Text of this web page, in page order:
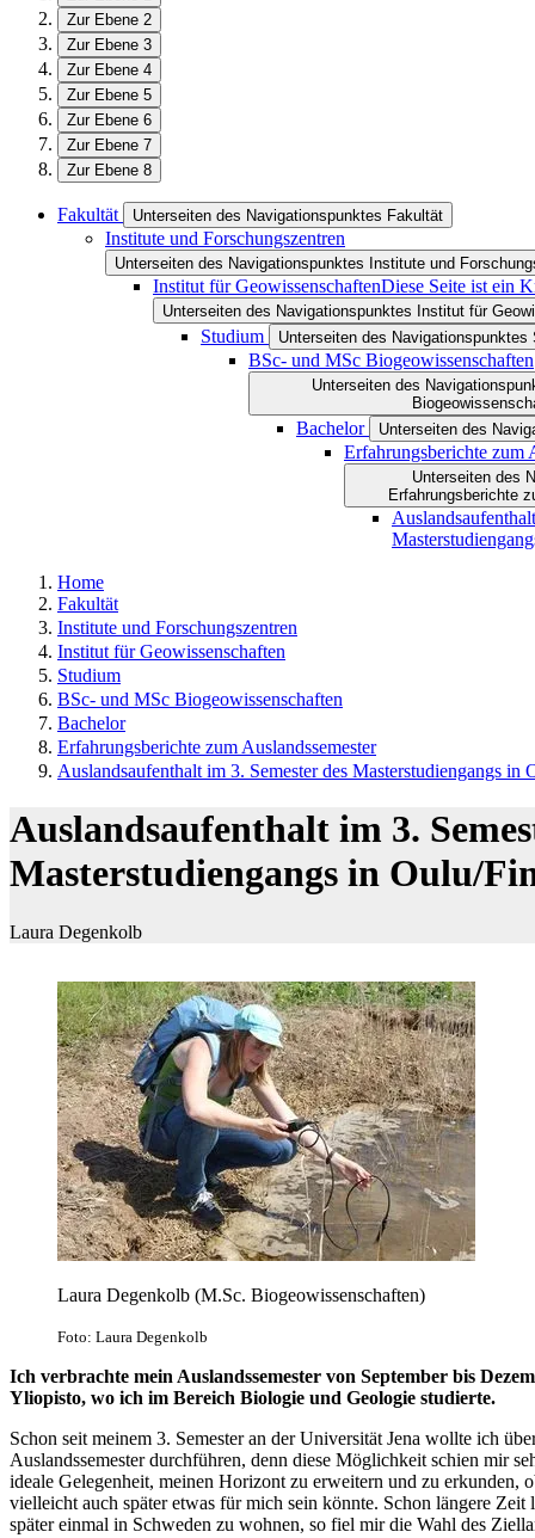
Zur Ebene 2
Zur Ebene 3
Zur Ebene 4
Zur Ebene 5
Zur Ebene 6
Zur Ebene 7
Zur Ebene 8
Fakultät Unterseiten des Navigationspunktes Fakultät
Institute und Forschungszentren
Unterseiten des Navigationspunktes Institute und
Institut für GeowissenschaftenDiese Seite ist ein
Unterseiten des Navigationspunktes Institut für
Studium Unterseiten des Navigationspunktes
BSc- und MSc Biogeowissenschaften
Unterseiten des
Bachelor Unterseiten des
Erfahrungsberichte zum
Unterseiten des
Erfahrungsberichte
Home
Fakultät
Institute und Forschungszentren
Institut für Geowissenschaften
Studium
BSc- und MSc Biogeowissenschaften
Bachelor
Erfahrungsberichte zum Auslandssemester
Auslandsaufenthalt im 3. Semester des Masterstudiengangs in
Auslandsaufenthalt im 3.
Masterstudiengangs in Oulu/
Laura Degenkolb
Laura Degenkolb (M.Sc. Biogeowissenschaften)
Foto: Laura Degenkolb
Ich verbrachte mein Auslandssemester von September bis
Yliopisto, wo ich im Bereich Biologie und Geologie studierte.
Schon seit meinem 3. Semester an der Universität Jena wollte ich
Auslandssemester durchführen, denn diese Möglichkeit schien mir
ideale Gelegenheit, meinen Horizont zu erweitern und zu erkunden,
vielleicht auch später etwas für mich sein könnte. Schon längere Zeit
später einmal in Schweden zu wohnen, so fiel mir die Wahl des